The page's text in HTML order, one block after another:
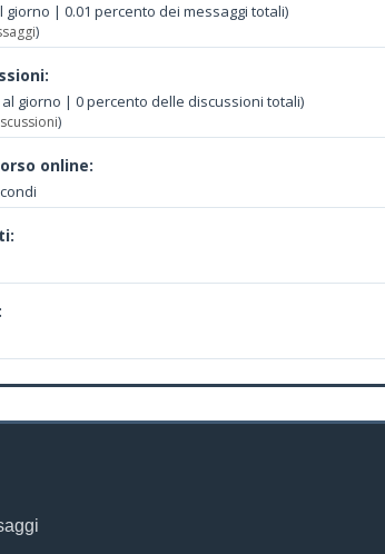
giorno | 0.01 percento dei messaggi totali)
)
giorno | 0 percento delle discussioni totali)
)
online: